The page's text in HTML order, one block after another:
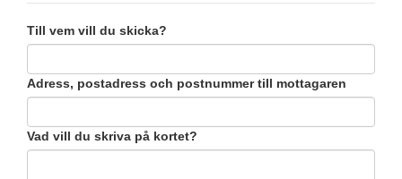
Till vem vill du skicka?
Adress, postadress och postnummer till mottagaren
Vad vill du skriva på kortet?